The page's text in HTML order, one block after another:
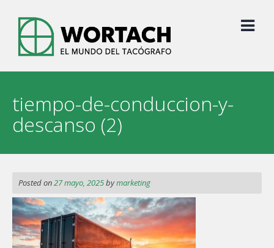
content
tiempo-de-conduccion-y-
descanso (2)
Posted on27 mayo, 2025bymarketing